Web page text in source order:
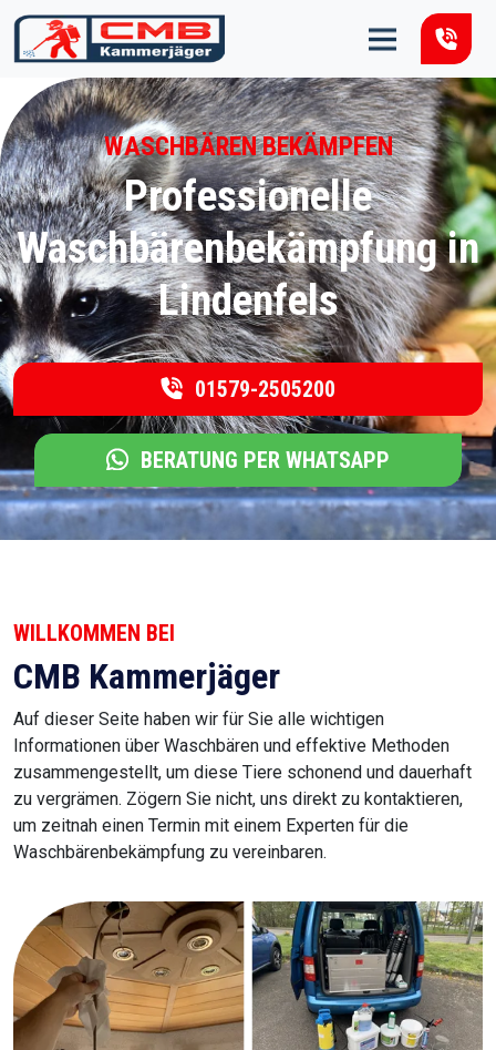
Zum Inhalt springen
WASCHBÄREN BEKÄMPFEN
Professionelle
Waschbärenbekämpfung in
Lindenfels
01579-2505200
BERATUNG PER WHATSAPP
WILLKOMMEN BEI
CMB Kammerjäger
Auf dieser Seite haben wir für Sie alle wichtigen
Informationen über Waschbären und effektive Methoden
zusammengestellt, um diese Tiere schonend und dauerhaft
zu vergrämen. Zögern Sie nicht, uns direkt zu kontaktieren,
um zeitnah einen Termin mit einem Experten für die
Waschbärenbekämpfung zu vereinbaren.